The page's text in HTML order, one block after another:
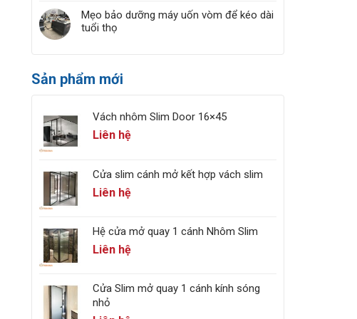
Mẹo bảo dưỡng máy uốn vòm để kéo dài
tuổi thọ
Sản phẩm mới
Vách nhôm Slim Door 16×45
Liên hệ
Cửa slim cánh mở kết hợp vách slim
Liên hệ
Hệ cửa mở quay 1 cánh Nhôm Slim
Liên hệ
Cửa Slim mở quay 1 cánh kính sóng
nhỏ